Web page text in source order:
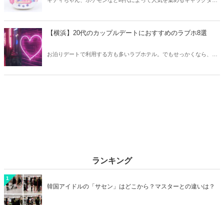
クしてみましょう。
【横浜】20代のカップルデートにおすすめのラブホ8選
お泊りデートで利用する方も多いラブホテル。でもせっかくなら、キ
ランキング
1
韓国アイドルの「サセン」はどこから？マスターとの違いは？